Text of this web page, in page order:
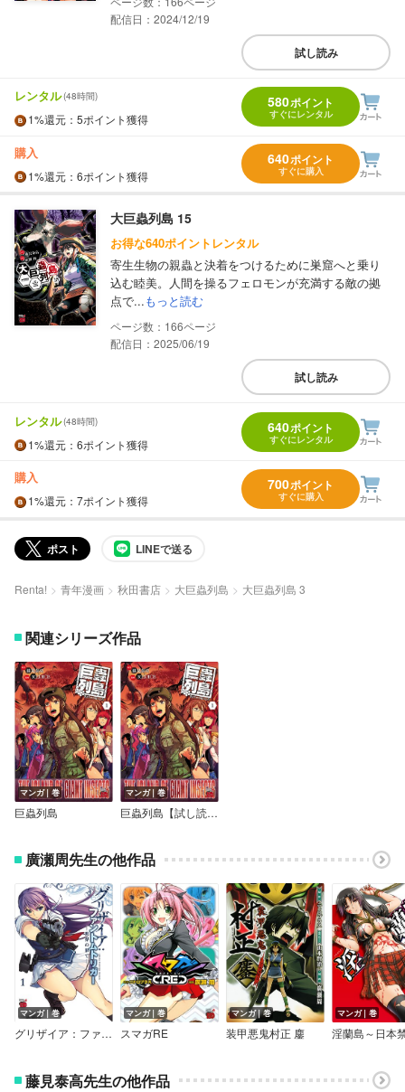
配信日：2024/12/19
試し読み
レンタル(48時間)
1%還元 ：5ポイント獲得
580ポイント
すぐにレンタル
購入
1%還元 ：6ポイント獲得
640ポイント
すぐに購入
大巨蟲列島 15
お得な640ポイントレンタル
寄生生物の親蟲と決着をつけるために巣窟へと乗り
込む睦美。人間を操るフェロモンが充満する敵の拠
点で...もっと読む
166
配信日：2025/06/19
試し読み
レンタル(48時間)
1%還元 ：6ポイント獲得
640ポイント
すぐにレンタル
購入
1%還元 ：7ポイント獲得
700ポイント
すぐに購入
ポスト LINEで送る
Renta! 青年漫画 秋田書店 大巨蟲列島 大巨蟲列島 3
関連シリーズ作品
マンガ｜巻
巨蟲列島
マンガ｜巻
巨蟲列島【試し読み増量版】
廣瀬周先生の他作品
マンガ｜巻
グリザイア：ファントムトリガー ―世界の果て―
マンガ｜巻
スマガRE
マンガ｜巻
装甲悪鬼村正 鏖
マンガ｜巻
藤見泰高先生の他作品